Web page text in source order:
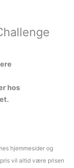
hos
hjemmesider og
vil altid være prisen